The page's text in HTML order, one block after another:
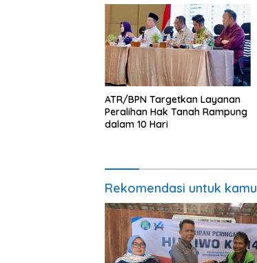
ATR/BPN Targetkan Layanan
Peralihan Hak Tanah Rampung
dalam 10 Hari
Rekomendasi untuk kamu